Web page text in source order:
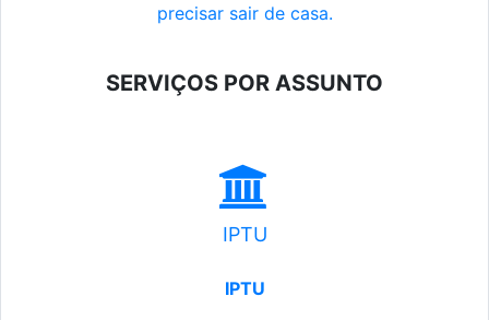
precisar sair de casa.
SERVIÇOS POR ASSUNTO
IPTU
IPTU